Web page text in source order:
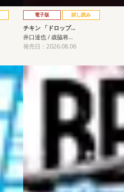
電子版 試し読み
チキン 「ドロップ…
井口達也 / 歳脇将…
発売日：2026.08.06